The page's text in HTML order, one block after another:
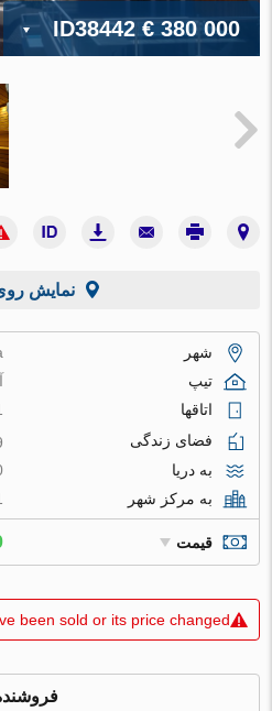
ID38442€ 380 000
نمایش
شهر
تیپ
اتاقها
فضای زندگی
به دریا
به مرکز شهر
قیمت
been sold or its price changed